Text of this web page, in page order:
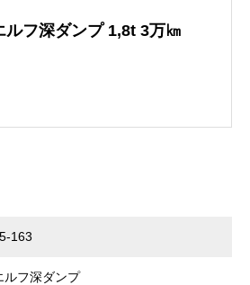
ルフ深ダンプ 1,8t 3万㎞
163
ルフ深ダンプ